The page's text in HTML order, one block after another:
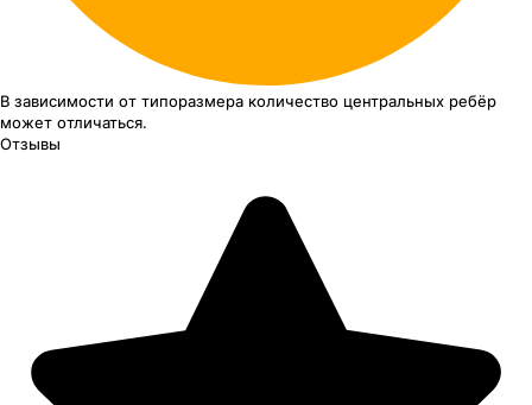
В зависимости от типоразмера количество центральных ребёр
может отличаться.
Отзывы